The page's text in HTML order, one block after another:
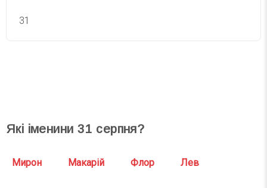
31
Які іменини 31 серпня?
Мирон Макарій Флор Лев